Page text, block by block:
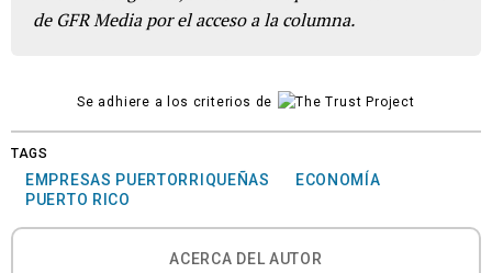
de GFR Media por el acceso a la columna.
Se adhiere a los criterios de
TAGS
EMPRESAS PUERTORRIQUEÑAS
ECONOMÍA
PUERTO RICO
ACERCA DEL AUTOR